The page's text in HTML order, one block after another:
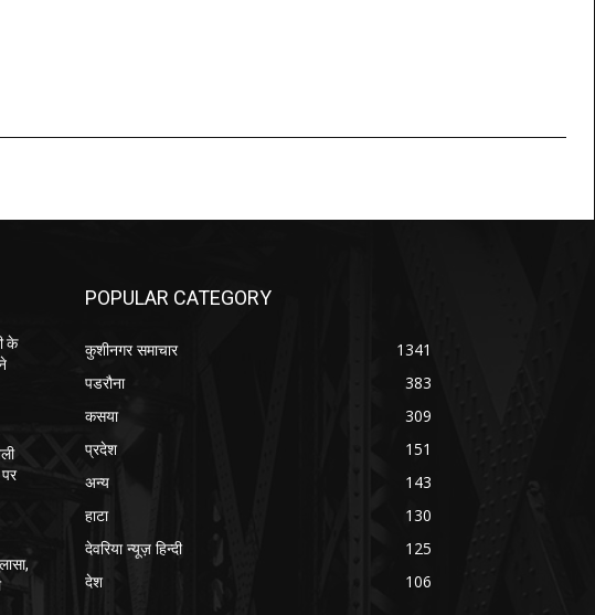
के
POPULAR CATEGORY
कुशीनगर समाचार
1341
पडरौना
383
कसया
309
प्रदेश
151
अन्य
143
हाटा
130
देवरिया न्यूज़ हिन्दी
125
देश
106